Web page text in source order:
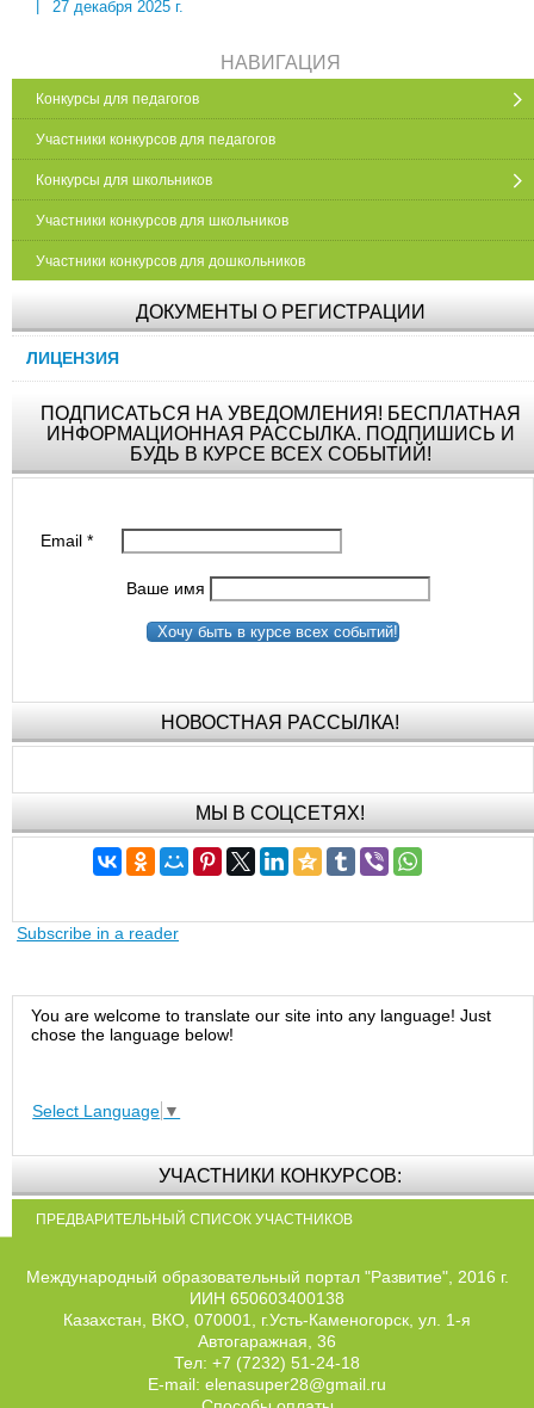
27 декабря 2025 г.
НАВИГАЦИЯ
Конкурсы для педагогов
Участники конкурсов для педагогов
Конкурсы для школьников
Участники конкурсов для школьников
Участники конкурсов для дошкольников
ДОКУМЕНТЫ О РЕГИСТРАЦИИ
ЛИЦЕНЗИЯ
ПОДПИСАТЬСЯ НА УВЕДОМЛЕНИЯ! БЕСПЛАТНАЯ
ИНФОРМАЦИОННАЯ РАССЫЛКА. ПОДПИШИСЬ И
БУДЬ В КУРСЕ ВСЕХ СОБЫТИЙ!
Email*
Ваше имя
Хочу быть в курсе всех событий!
НОВОСТНАЯ РАССЫЛКА!
МЫ В СОЦСЕТЯХ!
Subscribe in a reader
You are welcome to translate our site into any language! Just
chose the language below!
Select Language ▼
УЧАСТНИКИ КОНКУРСОВ:
ПРЕДВАРИТЕЛЬНЫЙ СПИСОК УЧАСТНИКОВ
Международный образовательный портал "Развитие", 2016 г.
ИИН 650603400138
Казахстан, ВКО, 070001, г.Усть-Каменогорск, ул. 1-я
Автогаражная, 36
Тел: +7 (7232) 51-24-18
E-mail: elenasuper28@gmail.ru